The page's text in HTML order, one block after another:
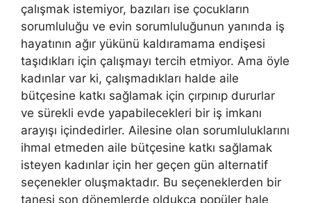
çalışmak istemiyor, bazıları ise çocukların
sorumluluğu ve evin sorumluluğunun yanında iş
hayatının ağır yükünü kaldıramama endişesi
taşıdıkları için çalışmayı tercih etmiyor. Ama öyle
kadınlar var ki, çalışmadıkları halde aile
bütçesine katkı sağlamak için çırpınıp dururlar
ve sürekli evde yapabilecekleri bir iş imkanı
arayışı içindedirler. Ailesine olan sorumluluklarını
ihmal etmeden aile bütçesine katkı sağlamak
isteyen kadınlar için her geçen gün alternatif
seçenekler oluşmaktadır. Bu seçeneklerden bir
tanesi son dönemlerde oldukça popüler hale